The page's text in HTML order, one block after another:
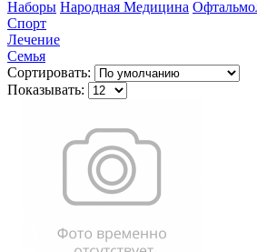
Наборы Народная Медицина
Спорт
Лечение
Семья
Сортировать:
Показывать: